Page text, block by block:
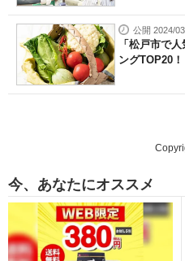
公開 2024/
「松戸市で
ングTOP20
今、あなたにオススメ